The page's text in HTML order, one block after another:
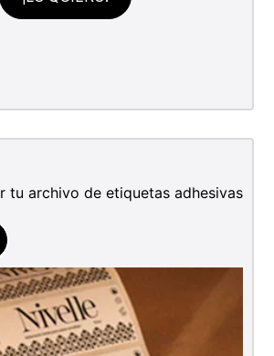
tu archivo de etiquetas adhesivas